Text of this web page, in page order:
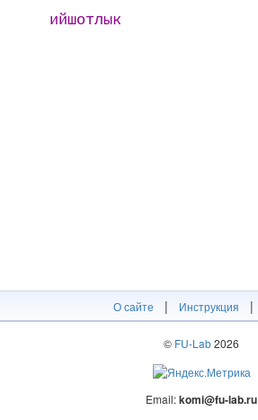
ийшотлык
О сайте | Инструкция |
© FU-Lab2026
Email:komi@fu-lab.ru